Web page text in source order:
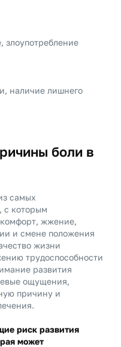
злоупотребление
наличие лишнего
боли в
самых
с которым
жжение,
и смене положения
жизни
трудоспособности
развития
ощущения,
причину и
риск развития
может